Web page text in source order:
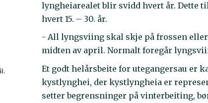
lyngheiarealet blir svidd hvert år. Dette
hvert 15. – 30. år.
- All lyngsviing skal skje på frossen
midten av april. Normalt foregår
Et godt helårsbeite for utegangersau er
kystlynghei, der kystlyngheia er
setter begrensninger på vinterbeiting,